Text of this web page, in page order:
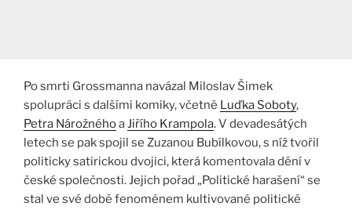
Po smrti Grossmanna navázal Miloslav Šimek
spolupráci s dalšími komiky, včetně Luďka Soboty,
Petra NárožnéhoaJiřího Krampola. V devadesátých
letech se pak spojil se Zuzanou Bubílkovou, s níž tvořil
politicky satirickou dvojici, která komentovala dění v
české společnosti. Jejich pořad „Politické harašení“ se
stal ve své době fenoménem kultivované politické